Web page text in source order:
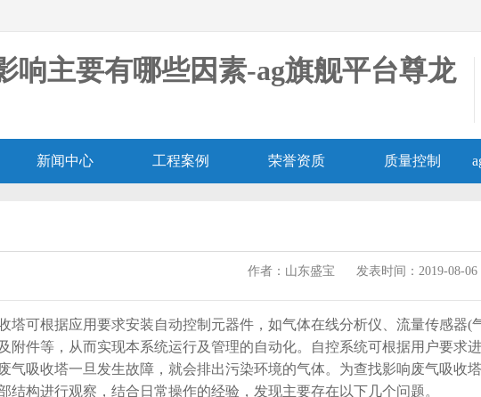
响主要有哪些因素-ag旗舰平台尊龙
新闻中心 工程案例 荣誉资质 质量控制
作者：山东盛宝 发表时间：2019-08-06
可根据应用要求安装自动控制元器件，如气体在线分析仪、流量传感器(
附件等，从而实现本系统运行及管理的自动化。自控系统可根据用户要求
吸收塔一旦发生故障，就会排出污染环境的气体。为查找影响废气吸收
结构进行观察，结合日常操作的经验，发现主要存在以下几个问题。